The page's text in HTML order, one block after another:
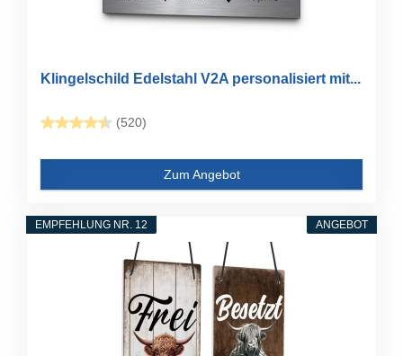
Klingelschild Edelstahl V2A personalisiert mit...
(520)
Zum Angebot
ANGEBOT
EMPFEHLUNG NR. 12